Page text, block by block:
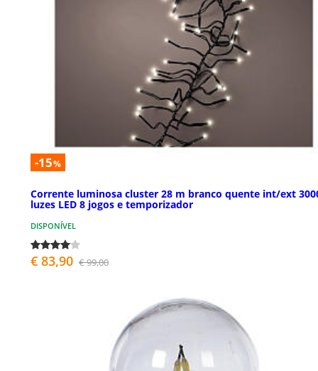
-15%
Corrente luminosa cluster 28 m branco quente int/ext
luzes LED 8 jogos e temporizador
DISPONÍVEL
€ 83,90 € 99,00